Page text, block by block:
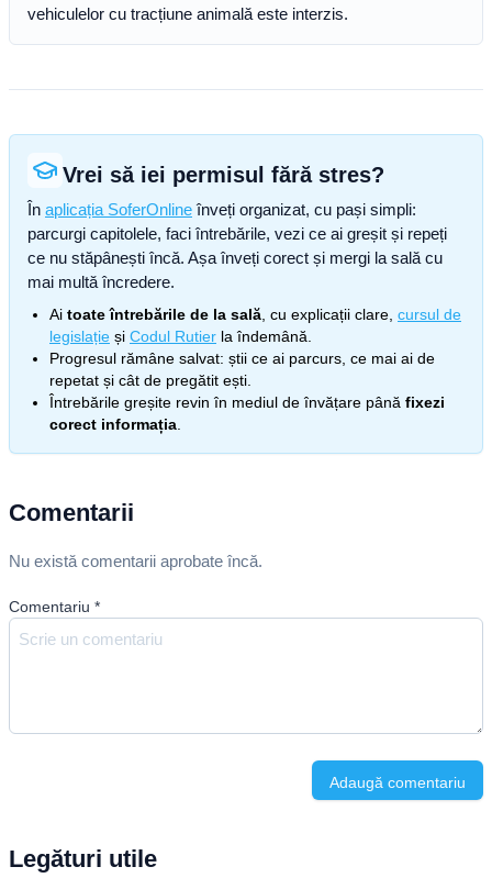
vehiculelor cu tracțiune animală este interzis.
Vrei să iei permisul fără stres?
În aplicația SoferOnline înveți organizat, cu pași simpli:
parcurgi capitolele, faci întrebările, vezi ce ai greșit și repeți
ce nu stăpânești încă. Așa înveți corect și mergi la sală cu
mai multă încredere.
Ai toate întrebările de la sală , cu explicații clare, cursul de
legislație și Codul Rutier la îndemână.
Progresul rămâne salvat: știi ce ai parcurs, ce mai ai de
repetat și cât de pregătit ești.
Întrebările greșite revin în mediul de învățare până fixezi
corect informația
Comentarii
Nu există comentarii aprobate încă.
Comentariu *
Adaugă comentariu
Legături utile